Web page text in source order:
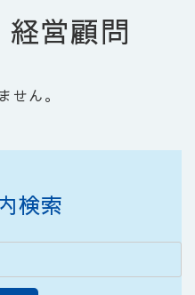
営顧問
せん。
検索